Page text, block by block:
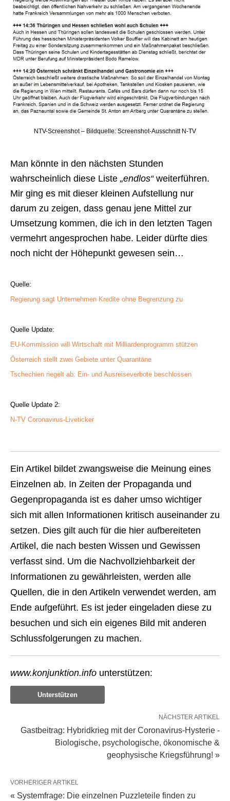
NTV-Screenshot – Bildquelle: Screenshot-Ausschnitt N-TV
Man könnte in den nächsten Stunden
wahrscheinlich diese Liste „endlos“weiterführen.
Mir ging es mit dieser kleinen Aufstellung nur
darum zu zeigen, dass genau jene Mittel zur
Umsetzung kommen, die ich in den letzten Tagen
vermehrt angesprochen habe. Leider dürfte dies
noch nicht der Höhepunkt gewesen sein…
Quelle:
Regierung sagt Unternehmen Kredite ohne Begrenzung zu
Quelle Update:
EU-Kommission will Wirtschaft mit Milliardenprogramm stützen
Österreich stellt zwei Gebiete unter Quarantäne
Tschechien riegelt ab: Ein- und Ausreiseverbote beschlossen
Quelle Update 2:
N-TV Coronavirus-Liveticker
Ein Artikel bildet zwangsweise die Meinung eines
Einzelnen ab. In Zeiten der Propaganda und
Gegenpropaganda ist es daher umso wichtiger
sich mit allen Informationen kritisch auseinander zu
setzen. Dies gilt auch für die hier aufbereiteten
Artikel, die nach besten Wissen und Gewissen
verfasst sind. Um die Nachvollziehbarkeit der
Informationen zu gewährleisten, werden alle
Quellen, die in den Artikeln verwendet werden, am
Ende aufgeführt. Es ist jeder eingeladen diese zu
besuchen und sich ein eigenes Bild mit anderen
Schlussfolgerungen zu machen.
www.konjunktion.info unterstützen:
Unterstützen
NÄCHSTER ARTIKEL
Gastbeitrag: Hybridkrieg mit der Coronavirus-Hysterie -
Biologische, psychologische, ökonomische &
geophysische Kriegsführung! »
VORHERIGER ARTIKEL
« Systemfrage: Die einzelnen Puzzleteile finden zu